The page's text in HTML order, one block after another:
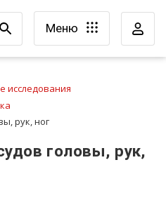
Меню
исследования
рук, ног
головы, рук,